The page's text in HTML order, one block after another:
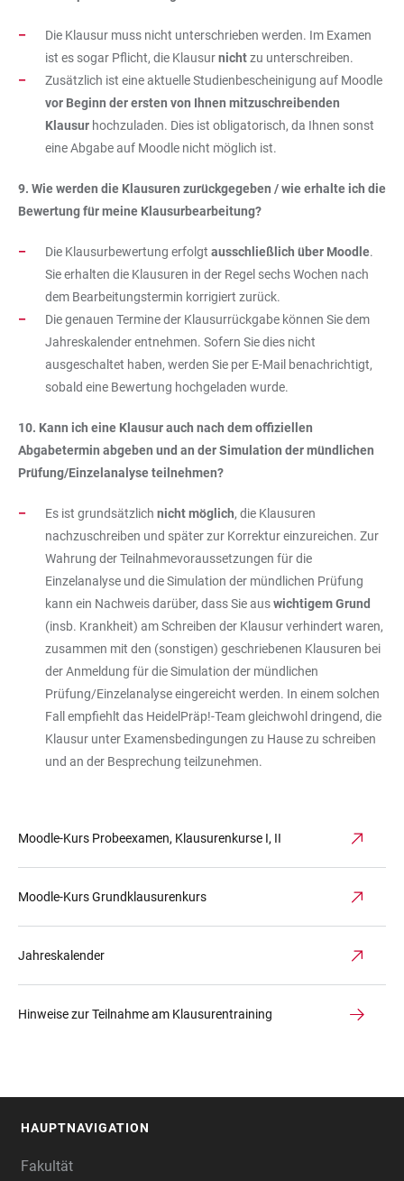
Die Klausur muss nicht unterschrieben werden. Im Examen
ist es sogar Pflicht, die Klausurnichtzu unterschreiben.
Zusätzlich ist eine aktuelle Studienbescheinigung auf Moodle
vor Beginn der ersten von Ihnen mitzuschreibenden
Klausur hochzuladen. Dies ist obligatorisch, da Ihnen sonst
eine Abgabe auf Moodle nicht möglich ist.
9. Wie werden die Klausuren zurückgegeben / wie erhalte ich die
Bewertung für meine Klausurbearbeitung?
Die Klausurbewertung erfolgt ausschließlich über Moodle.
Sie erhalten die Klausuren in der Regel sechs Wochen nach
dem Bearbeitungstermin korrigiert zurück.
Die genauen Termine der Klausurrückgabe können Sie dem
Jahreskalender entnehmen. Sofern Sie dies nicht
ausgeschaltet haben, werden Sie per E-Mail benachrichtigt,
sobald eine Bewertung hochgeladen wurde.
10. Kann ich eine Klausur auch nach dem offiziellen
Abgabetermin abgeben und an der Simulation der mündlichen
Prüfung/Einzelanalyse teilnehmen?
Es ist grundsätzlich nicht möglich, die Klausuren
nachzuschreiben und später zur Korrektur einzureichen. Zur
Wahrung der Teilnahmevoraussetzungen für die
Einzelanalyse und die Simulation der mündlichen Prüfung
kann ein Nachweis darüber, dass Sie auswichtigem Grund
(insb. Krankheit) am Schreiben der Klausur verhindert waren,
zusammen mit den (sonstigen) geschriebenen Klausuren bei
der Anmeldung für die Simulation der mündlichen
Prüfung/Einzelanalyse eingereicht werden. In einem solchen
Fall empfiehlt das HeidelPräp!-Team gleichwohl dringend, die
Klausur unter Examensbedingungen zu Hause zu schreiben
und an der Besprechung teilzunehmen.
Moodle-Kurs Probeexamen, Klausurenkurse I, II
Moodle-Kurs Grundklausurenkurs
Jahreskalender
Hinweise zur Teilnahme am Klausurentraining
HAUPTNAVIGATION
Fakultät